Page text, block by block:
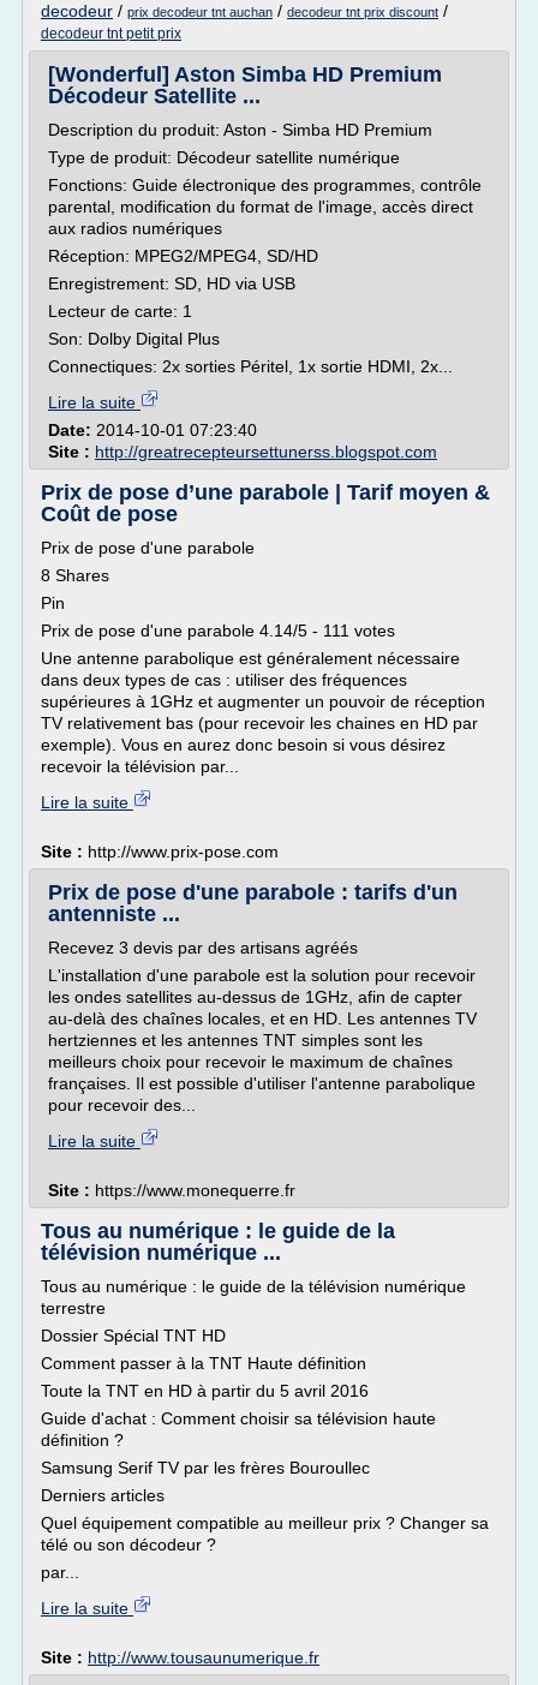
decodeur / prix decodeur tnt auchan / decodeur tnt prix discount /
decodeur tnt petit prix
[Wonderful] Aston Simba HD Premium
Décodeur Satellite ...
Description du produit: Aston - Simba HD Premium
Type de produit: Décodeur satellite numérique
Fonctions: Guide électronique des programmes, contrôle
parental, modification du format de l'image, accès direct
aux radios numériques
Réception: MPEG2/MPEG4, SD/HD
Enregistrement: SD, HD via USB
Lecteur de carte: 1
Son: Dolby Digital Plus
Connectiques: 2x sorties Péritel, 1x sortie HDMI, 2x...
Lire la suite
Date: 2014-10-01 07:23:40
Site : http://greatrecepteursettunerss.blogspot.com
Prix de pose d’une parabole | Tarif moyen &
Coût de pose
Prix de pose d'une parabole
8 Shares
Pin
Prix de pose d'une parabole 4.14/5 - 111 votes
Une antenne parabolique est généralement nécessaire
dans deux types de cas : utiliser des fréquences
supérieures à 1GHz et augmenter un pouvoir de réception
TV relativement bas (pour recevoir les chaines en HD par
exemple). Vous en aurez donc besoin si vous désirez
recevoir la télévision par...
Lire la suite
Site : http://www.prix-pose.com
Prix de pose d'une parabole : tarifs d'un
antenniste ...
Recevez 3 devis par des artisans agréés
L'installation d'une parabole est la solution pour recevoir
les ondes satellites au-dessus de 1GHz, afin de capter
au-delà des chaînes locales, et en HD. Les antennes TV
hertziennes et les antennes TNT simples sont les
meilleurs choix pour recevoir le maximum de chaînes
françaises. Il est possible d'utiliser l'antenne parabolique
pour recevoir des...
Lire la suite
Site : https://www.monequerre.fr
Tous au numérique : le guide de la
télévision numérique ...
Tous au numérique : le guide de la télévision numérique
terrestre
Dossier Spécial TNT HD
Comment passer à la TNT Haute définition
Toute la TNT en HD à partir du 5 avril 2016
Guide d'achat : Comment choisir sa télévision haute
définition ?
Samsung Serif TV par les frères Bouroullec
Derniers articles
Quel équipement compatible au meilleur prix ? Changer sa
télé ou son décodeur ?
par...
Lire la suite
Site : http://www.tousaunumerique.fr